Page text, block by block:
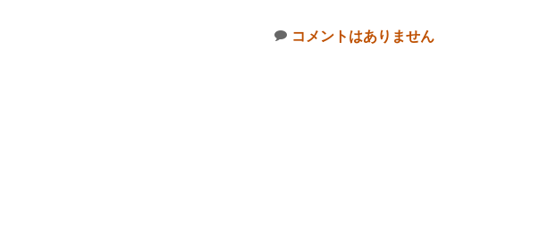
コメントはありません